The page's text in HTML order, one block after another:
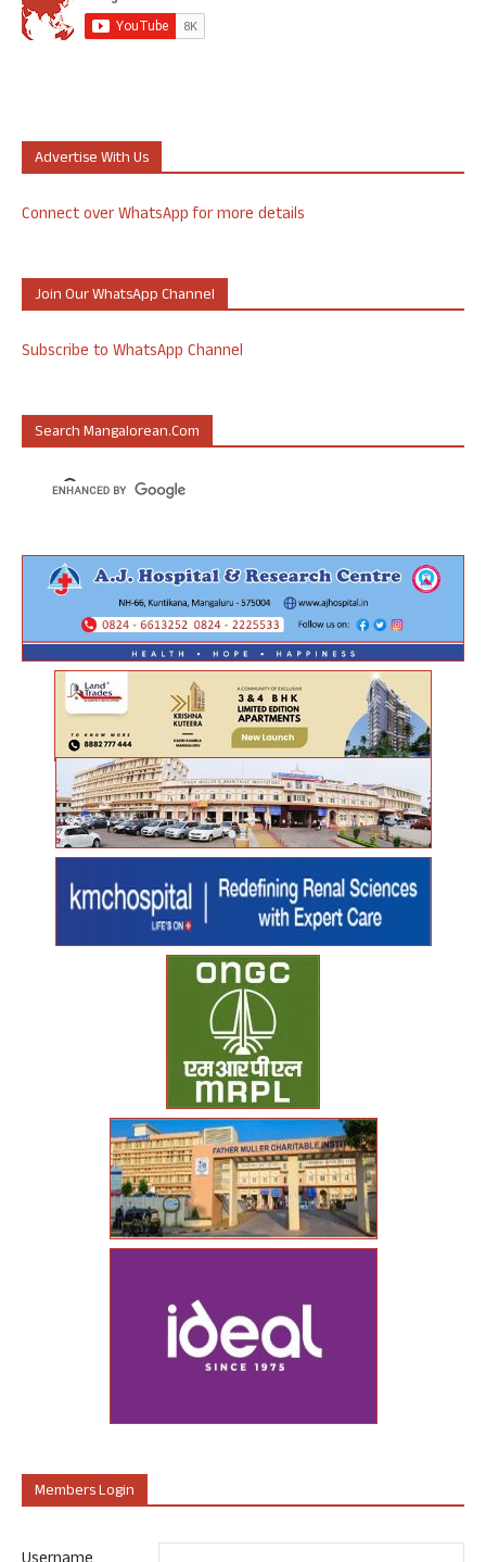
Advertise With Us
Connect over WhatsApp for more details
Join Our WhatsApp Channel
Subscribe to WhatsApp Channel
Search Mangalorean.com
Members Login